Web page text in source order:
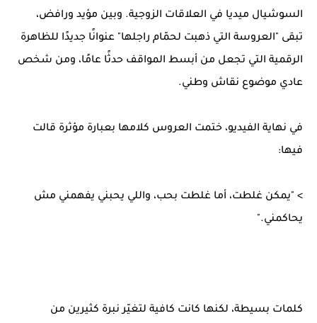
السوشيال ميديا في العلاقات الزوجية. وبين مؤيد ورافض،
تبقى "العروسة التي ذهبت لحمّام راجلها" عنوانًا جديدًا للظاهرة
الرقمية التي تجعل من أبسط المواقف حدثًا عامًا، ومن شخص
عادي موضوع نقاش وطني.
في نهاية الفيديو، ختمت العروس كلامها بعبارة مؤثرة قالت
فيها:
> "يمكن غلطت، أما غلطت بحب، واللي يحبني يفهمني مش
يحاكمني."
كلمات بسيطة، لكنها كانت كافية لتغيّر نبرة كثيرين من